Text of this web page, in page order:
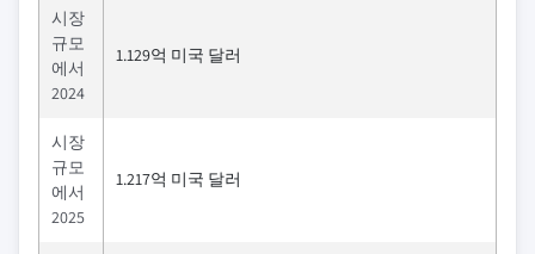
시장
규모
에서
2024
1.129억 미국 달러
시장
규모
에서
2025
1.217억 미국 달러